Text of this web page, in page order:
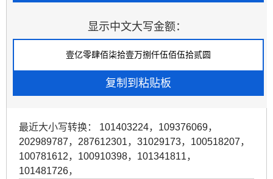
显示中文大写金额：
最近大小写转换： 101403224， 109376069，
202989787， 287612301， 31029173， 100518207，
100781612， 100910398， 101341811，
101481726，